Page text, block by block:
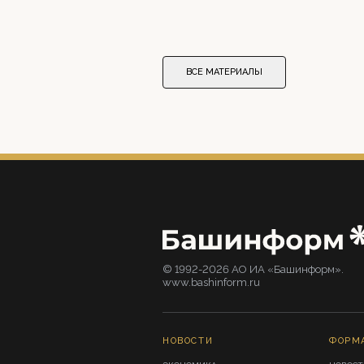
ВСЕ МАТЕРИАЛЫ
© 1992-2026 АО ИА «Башинформ».
www.bashinform.ru
НОВОСТИ